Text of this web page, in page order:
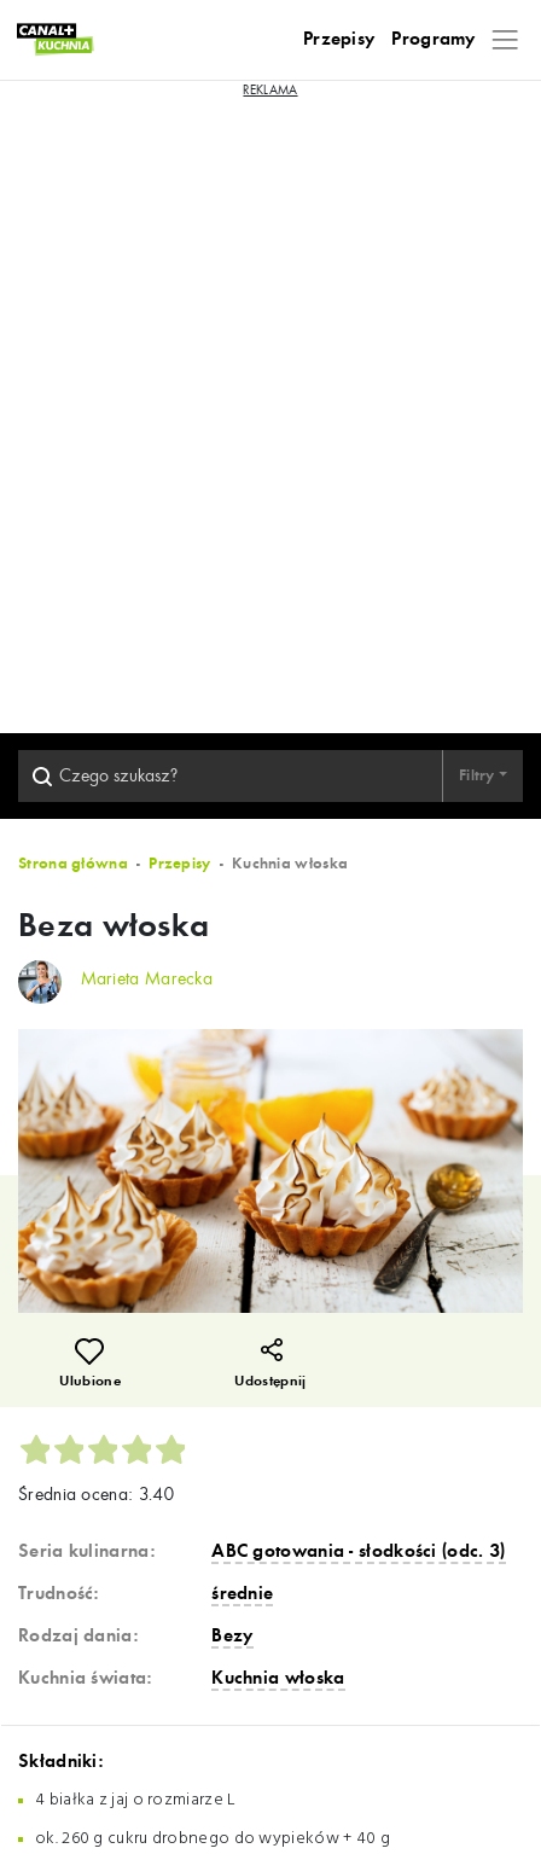
Przepisy Programy
Filtry
Strona główna Przepisy Kuchnia włoska
Beza włoska
Marieta Marecka
Ulubione Udostępnij
Średnia ocena: 3.40
Seria kulinarna:
ABC gotowania - słodkości (odc. 3)
Trudność:
średnie
Rodzaj dania:
Bezy
Kuchnia świata:
Kuchnia włoska
Składniki:
4 białka z jaj o rozmiarze L
ok. 260 g cukru drobnego do wypieków + 40 g